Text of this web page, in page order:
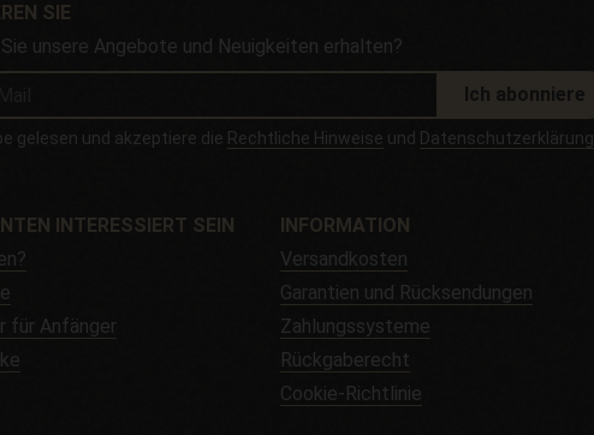
SIE
unsere Angebote und Neuigkeiten erhalten?
Ich abonniere
gelesen und akzeptiere die Rechtliche Hinweise und Datenschutzerklärung
INTERESSIERT SEIN
für Anfänger
INFORMATION
Versandkosten
Garantien und Rücksendungen
Zahlungssysteme
Rückgaberecht
Cookie-Richtlinie